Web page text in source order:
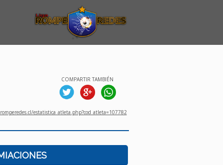
COMPARTIR TAMBIÉN
estatistica_atleta.php?cod_atleta=107782